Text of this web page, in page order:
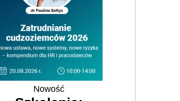
Nowość